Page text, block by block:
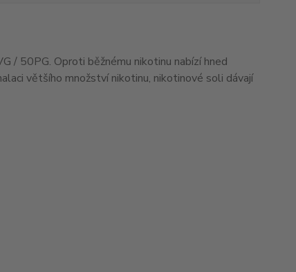
/ 50PG. Oproti běžnému nikotinu nabízí hned
většího množství nikotinu, nikotinové soli dávají